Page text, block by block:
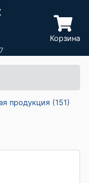
Корзина
продукция (151)